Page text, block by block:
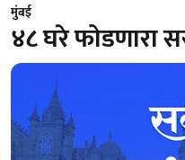
मुंबई
४८ घरे फोडणारा